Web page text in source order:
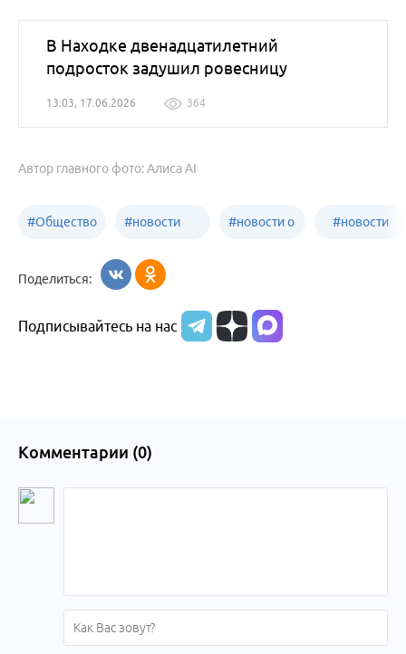
В Находке двенадцатилетний
подросток задушил ровесницу
13:03, 17.06.2026 364
Автор главного фото: Алиса AI
#Общество #новости
образования
#новости о
Алтайского
#новости
Поделиться:
Подписывайтесь на нас
Комментарии (0)